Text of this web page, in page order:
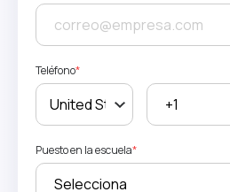
Teléfono*
Puesto en la escuela*